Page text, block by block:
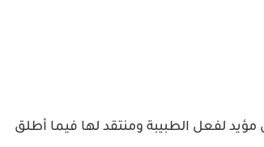
مؤيد لفعل الطبيبة ومنتقد لها فيما أطلق